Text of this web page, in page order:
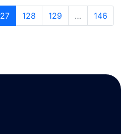
128 129 … 146